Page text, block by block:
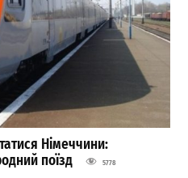
Німеччини:
поїзд
5778